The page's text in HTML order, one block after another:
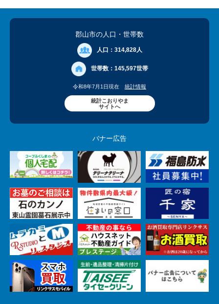
郡山市の人口 ・世帯数
人口： 314,828人
世帯数： 145,597世帯
令和8年7月1日現在 統計情報
統計こおりやま
サイトへ
バナー広告